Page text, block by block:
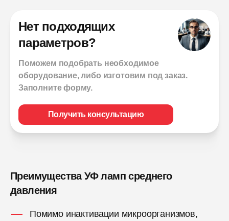
Нет подходящих
параметров?
Поможем подобрать необходимое
оборудование, либо изготовим под заказ.
Заполните форму.
Получить консультацию
Преимущества УФ ламп среднего
давления
Помимо инактивации микроорганизмов,